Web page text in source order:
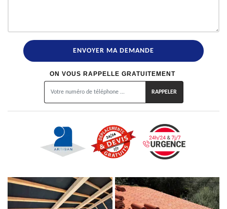
ON VOUS RAPPELLE GRATUITEMENT